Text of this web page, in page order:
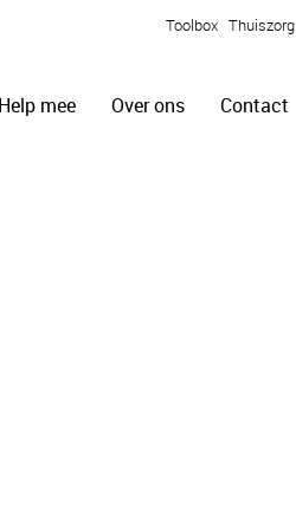
Toolbox Thuiszorg
Help mee Over ons Contact